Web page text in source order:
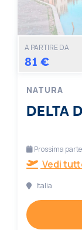
A PARTIRE DA
81 €
NATURA
DELTA
Prossima
Vedi
Italia